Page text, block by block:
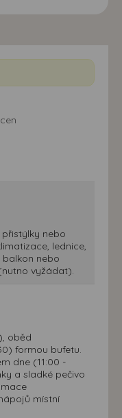
nebo
lednice,
balkon nebo
vyžádat).
oběd
formou bufetu.
dne (11:00 -
a sladké pečivo
místní